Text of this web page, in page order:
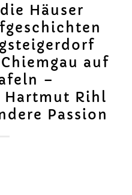
Häuser
auf
–
Hartmut Rihl
Passion